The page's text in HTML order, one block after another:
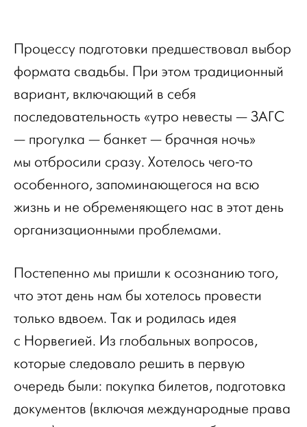
Процессу подготовки предшествовал выбор
формата свадьбы. При этом традиционный
вариант, включающий в себя
последовательность «утро невесты — ЗАГС
— прогулка — банкет — брачная ночь»
мы отбросили сразу. Хотелось чего-то
особенного, запоминающегося на всю
жизнь и не обременяющего нас в этот день
организационными проблемами.
Постепенно мы пришли к осознанию того,
что этот день нам бы хотелось провести
только вдвоем. Так и родилась идея
с Норвегией. Из глобальных вопросов,
которые следовало решить в первую
очередь были: покупка билетов, подготовка
документов (включая международные права